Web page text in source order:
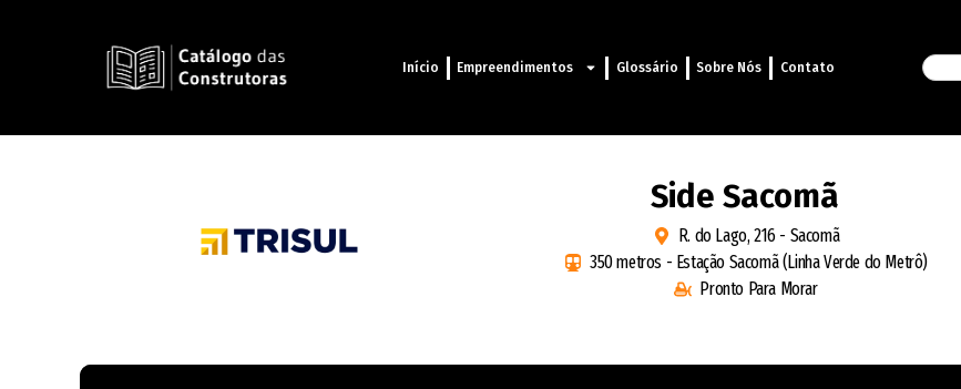
Início Empreendimentos Glossário Sobre Nós Contato
Side Sacomã
R. do Lago, 216 - Sacomã
350 metros - Estação Sacomã (Linha Verde do Metrô)
Pronto Para Morar